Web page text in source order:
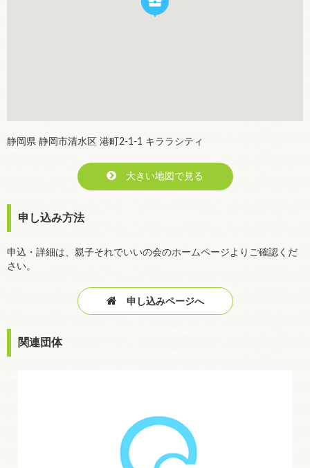
静岡県 静岡市清水区 港町2-1-1 キララシティ
大きい地図で見る
申し込み方法
申込・詳細は、親子それでいいの会のホームページよりご確認くだ
さい。
申し込みページへ
関連団体